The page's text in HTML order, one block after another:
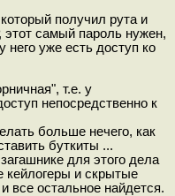
получил рута и
этот самый пароль нужен,
него уже есть доступ ко
т.е. у
непосредственно к
больше нечего, как
буткиты ...
для этого дела
кейлогеры и скрытые
все остальное найдется.